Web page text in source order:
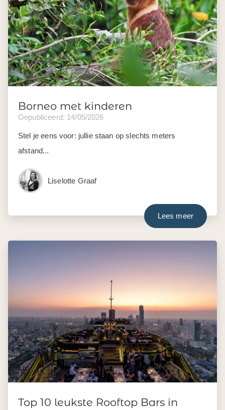
Borneo met kinderen
Gepubliceerd: 14/05/2026
Stel je eens voor: jullie staan op slechts meters
afstand...
Liselotte Graaf
Lees meer
Top 10 leukste Rooftop Bars in